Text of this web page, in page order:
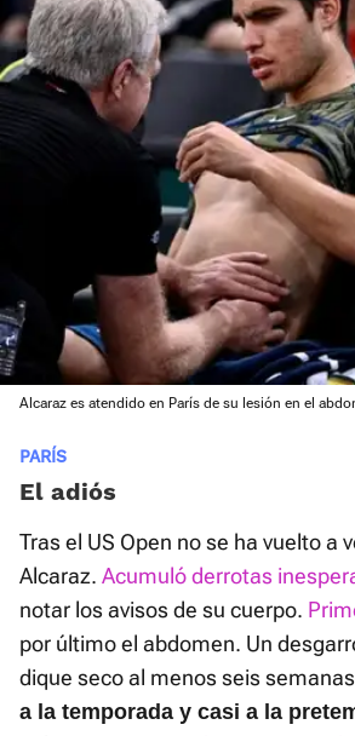
Alcaraz es atendido en París de su lesión en el
PARÍS
El adiós
Tras el US Open no se ha vuelto a
Alcaraz. Acumuló derrotas
notar los avisos de su cuerpo.
por último el abdomen. Un
dique seco al menos seis
a la temporada y casi a la